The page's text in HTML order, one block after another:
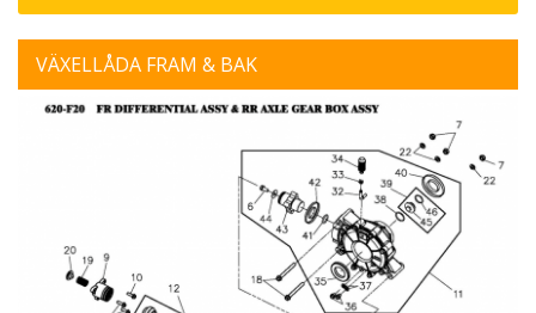
VÄXELLÅDA FRAM & BAK